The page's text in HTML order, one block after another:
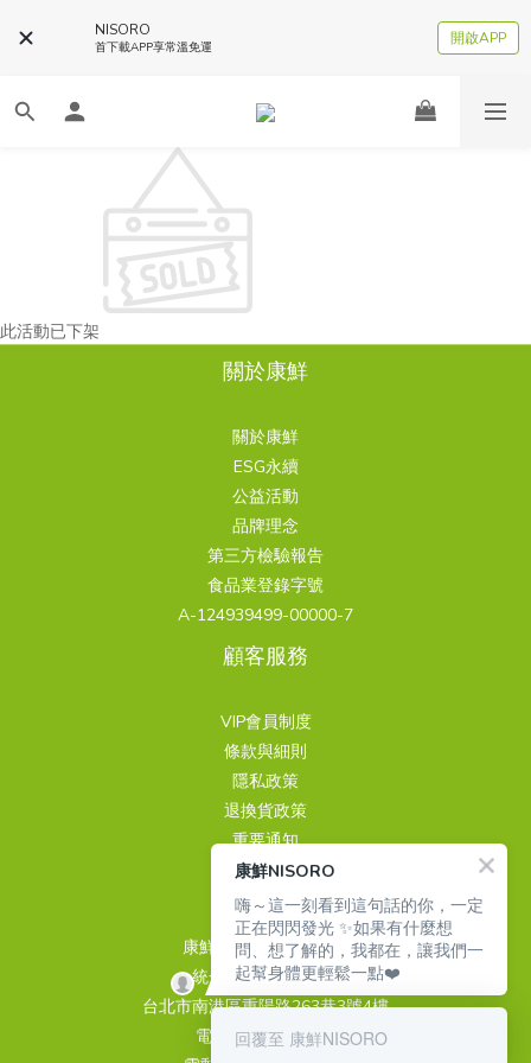
NISORO
首下載APP享常溫免運 開啟APP
此活動已下架
關於康鮮
關於康鮮
ESG永續
公益活動
品牌理念
第三方檢驗報告
食品業登錄字號
A-124939499-00000-7
顧客服務
VIP會員制度
條款與細則
隱私政策
退換貨政策
重要通知
聯繫我們
康鮮國際股份有限公司
統一編號 24939499
台北市南港區重陽路263巷3號4樓
電話 02-26510889
康鮮NISORO
嗨～這一刻看到這句話的你，一定
正在閃閃發光 ✨如果有什麼想
問、想了解的，我都在，讓我們一
起幫身體更輕鬆一點❤️
回覆至 康鮮NISORO